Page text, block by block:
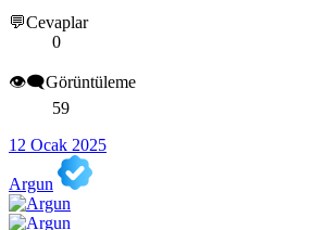
💬Cevaplar
0
👁️‍🗨️Görüntüleme
59
12 Ocak 2025
Argun